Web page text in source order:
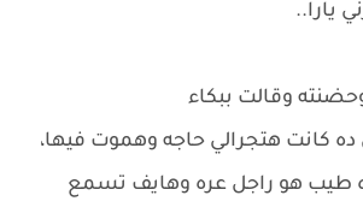
يارا..
وقالت ببكاء
كانت هتجرالي حاجه وهموت فيها،
طيب هو راجل عره وهايف تسمع